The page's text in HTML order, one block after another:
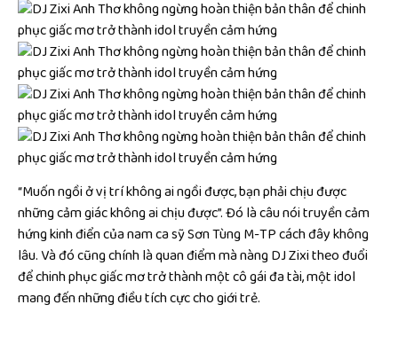
“Muốn ngồi ở vị trí không ai ngồi được, bạn phải chịu được
những cảm giác không ai chịu được”. Đó là câu nói truyền cảm
hứng kinh điển của nam ca sỹ Sơn Tùng M-TP cách đây không
lâu. Và đó cũng chính là quan điểm mà nàng DJ Zixi theo đuổi
để chinh phục giấc mơ trở thành một cô gái đa tài, một idol
mang đến những điều tích cực cho giới trẻ.